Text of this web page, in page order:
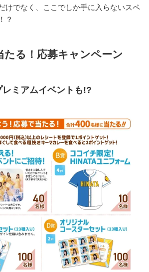
けでなく、ここでしか手に入らないスペ
？
たる！応募キャンペーン
ミアムイベントも!?